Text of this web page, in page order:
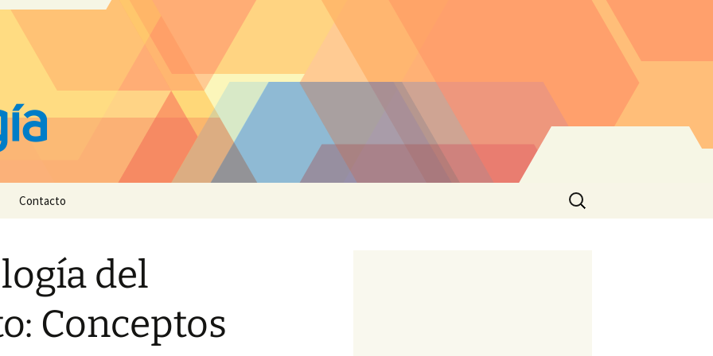
Contacto
Buscar:
del
Conceptos